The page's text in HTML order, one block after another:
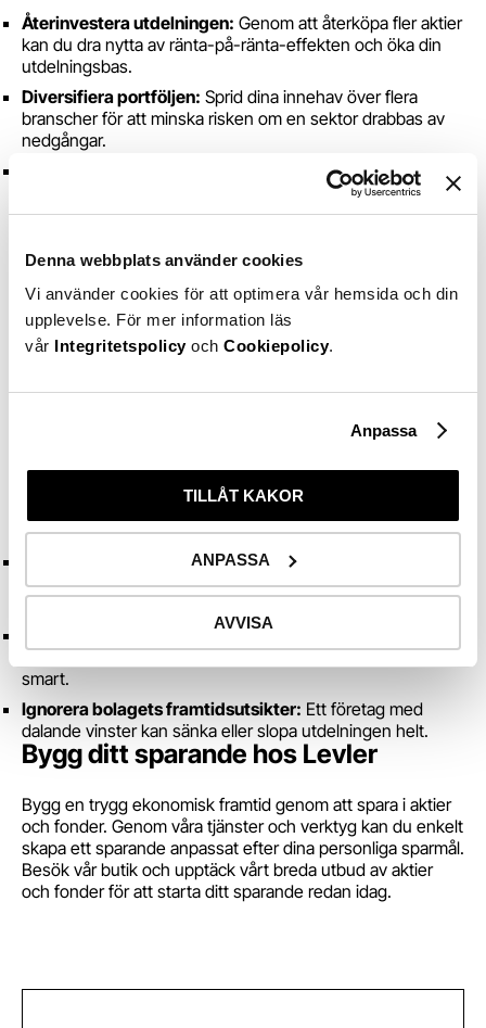
Denna webbplats använder cookies
Vi använder cookies för att optimera vår hemsida och din
upplevelse. För mer information läs
vår Integritetspolicy och Cookiepolicy.
Anpassa
TILLÅT KAKOR
ANPASSA
AVVISA
Återinvestera utdelningen: Genom att återköpa fler aktier
kan du dra nytta av ränta-på-ränta-effekten och öka din
utdelningsbas.
Diversifiera portföljen: Sprid dina innehav över flera
branscher för att minska risken om en sektor drabbas av
nedgångar.
Följ företagens kvartalsrapporter för
att säkerställa att utdelningarna är hållbara.
Skatteaspekter att tänka på
När du tar emot aktieutdelning är det viktigt att förstå de
skatteregler som gäller. Utdelningar beskattas som
kapitalinkomst i Sverige. Skattesatsen är vanligtvis 30%,
men genom att placerautdelningsaktier
investeringssparkonto (ISK)kan du minska den
Vanliga misstag att undvika
Trots de många fördelarna med utdelningar finns det
Fokusera enbart på hög utdelning:En mycket hög
direktavkastning kan vara ett tecken på att företaget har
problem.
Courtage och andra avgifter kan
äta upp en stor del av dina utdelningar om du inte planerar
smart.
Ignorera bolagets framtidsutsikter: Ett företag med
dalande vinster kan sänka eller slopa utdelningen helt.
Bygg ditt sparande hos Levler
Bygg en trygg ekonomisk framtid genom att spara i aktier
och fonder. Genom våra tjänster och verktyg kan du enkelt
skapa ett sparande anpassat efter dina personliga sparmål.
Besök vår butik och upptäck vårt breda utbud av aktier
och fonder för att starta ditt sparande redan idag.